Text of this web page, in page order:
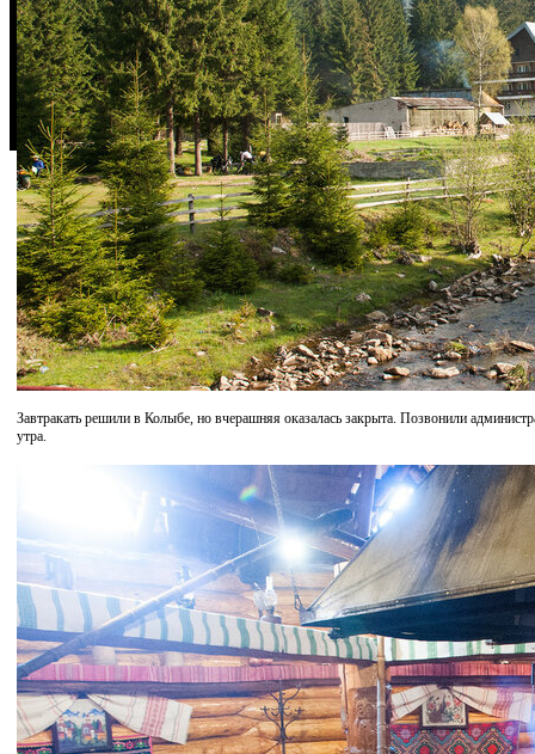
Завтракать решили в Колыбе, но вчерашняя оказалась закрыта. Позвонили
утра.